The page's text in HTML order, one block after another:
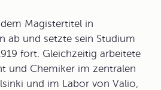
Magistertitel in
ab und setzte sein Studium
fort. Gleichzeitig arbeitete
und Chemiker im zentralen
und im Labor von Valio,